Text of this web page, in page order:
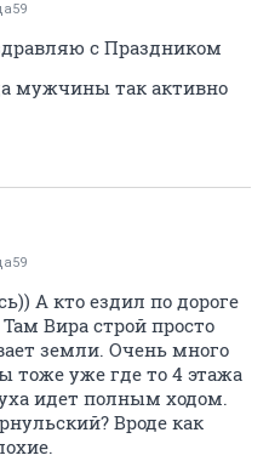
с Праздником
мужчины так активно
А кто ездил по дороге
Вира строй просто
земли. Очень много
тоже уже где то 4 этажа
идет полным ходом.
Вроде как